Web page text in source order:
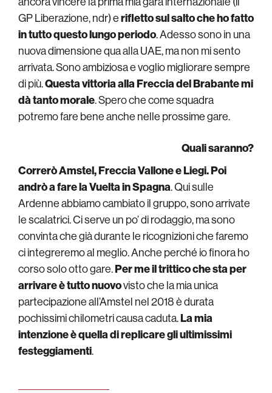
GP Liberazione, ndr) erifletto sul salto che ho fatto
in tutto questo lungo periodo. Adesso sono in una
nuova dimensione qua alla UAE, ma non mi sento
arrivata. Sono ambiziosa e voglio migliorare sempre
di più.Questa vittoria alla Freccia del Brabante mi
dà tanto morale. Spero che come squadra
potremo fare bene anche nelle prossime gare.
Quali saranno?
Correrò Amstel, Freccia Vallone e Liegi. Poi
andrò a fare la Vuelta in Spagna. Qui sulle
Ardenne abbiamo cambiato il gruppo, sono arrivate
le scalatrici. Ci serve un po’ di rodaggio, ma sono
convinta che già durante le ricognizioni che faremo
ci integreremo al meglio. Anche perché io finora ho
corso solo otto gare.Per me il trittico che sta per
arrivare è tutto nuovovisto che la mia unica
partecipazione all’Amstel nel 2018 è durata
pochissimi chilometri causa caduta.La mia
intenzione è quella di replicare gli ultimissimi
festeggiamenti.